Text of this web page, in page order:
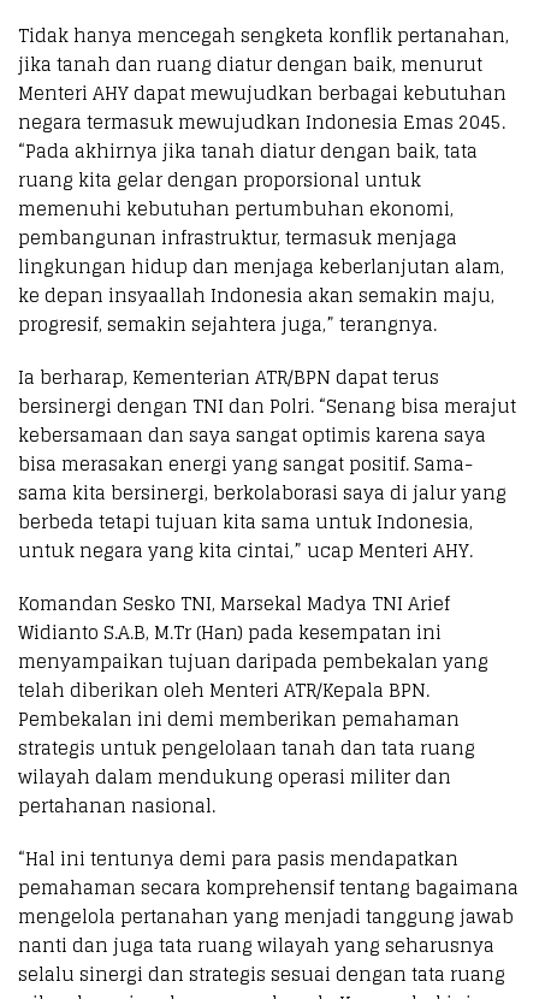
Tidak hanya mencegah sengketa konflik pertanahan,
jika tanah dan ruang diatur dengan baik, menurut
Menteri AHY dapat mewujudkan berbagai kebutuhan
negara termasuk mewujudkan Indonesia Emas 2045.
“Pada akhirnya jika tanah diatur dengan baik, tata
ruang kita gelar dengan proporsional untuk
memenuhi kebutuhan pertumbuhan ekonomi,
pembangunan infrastruktur, termasuk menjaga
lingkungan hidup dan menjaga keberlanjutan alam,
ke depan insyaallah Indonesia akan semakin maju,
progresif, semakin sejahtera juga,” terangnya.
Ia berharap, Kementerian ATR/BPN dapat terus
bersinergi dengan TNI dan Polri. “Senang bisa merajut
kebersamaan dan saya sangat optimis karena saya
bisa merasakan energi yang sangat positif. Sama-
sama kita bersinergi, berkolaborasi saya di jalur yang
berbeda tetapi tujuan kita sama untuk Indonesia,
untuk negara yang kita cintai,” ucap Menteri AHY.
Komandan Sesko TNI, Marsekal Madya TNI Arief
Widianto S.A.B, M.Tr (Han) pada kesempatan ini
menyampaikan tujuan daripada pembekalan yang
telah diberikan oleh Menteri ATR/Kepala BPN.
Pembekalan ini demi memberikan pemahaman
strategis untuk pengelolaan tanah dan tata ruang
wilayah dalam mendukung operasi militer dan
pertahanan nasional.
“Hal ini tentunya demi para pasis mendapatkan
pemahaman secara komprehensif tentang bagaimana
mengelola pertanahan yang menjadi tanggung jawab
nanti dan juga tata ruang wilayah yang seharusnya
selalu sinergi dan strategis sesuai dengan tata ruang